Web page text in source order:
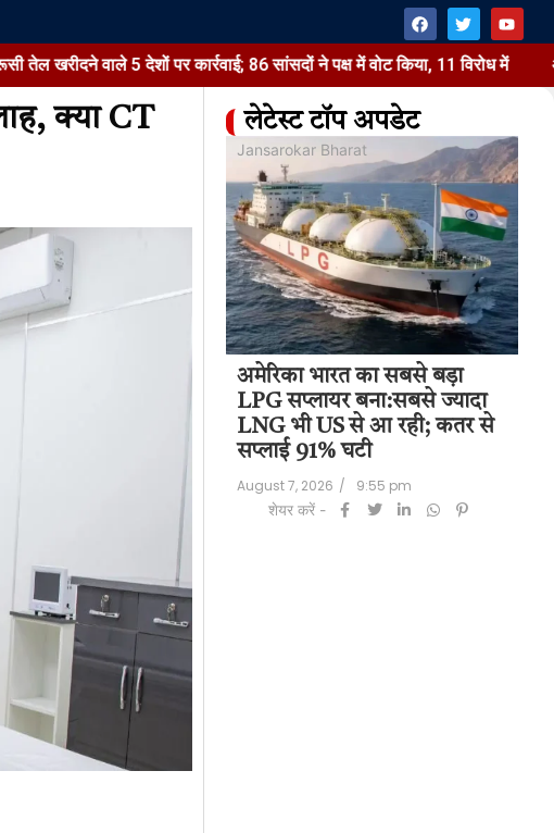
5 देशों पर कार्रवाई; 86 सांसदों ने पक्ष में वोट किया, 11 विरोध में अमेरिका
क्या CT
लेटेस्ट टॉप अपडेट
5 देशों पर कार्रवाई;
ने…
2026
Jansarokar Bharat
अमेरिका भारत का सबसे बड़ा
LPG सप्लायर बना:सबसे ज्यादा
LNG भी US से आ रही; कतर से
सप्लाई 91% घटी
August 7, 2026 /
9:55 pm
शेयर करें -